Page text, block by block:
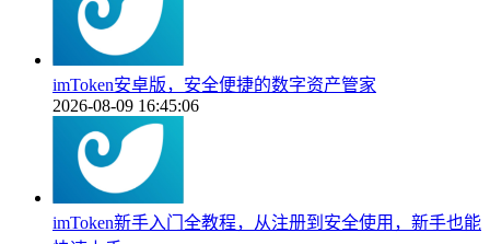
imToken安卓版，安全便捷的数字资产管家
2026-08-09 16:45:06
imToken新手入门全教程，从注册到安全使用，新手也能